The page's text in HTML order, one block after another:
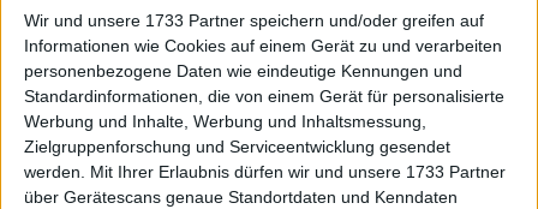
Wir und unsere 1733 Partner speichern und/oder greifen auf
Informationen wie Cookies auf einem Gerät zu und verarbeiten
personenbezogene Daten wie eindeutige Kennungen und
Standardinformationen, die von einem Gerät für personalisierte
Werbung und Inhalte, Werbung und Inhaltsmessung,
Zielgruppenforschung und Serviceentwicklung gesendet
werden.
Mit Ihrer Erlaubnis dürfen wir und unsere 1733 Partner
über Gerätescans genaue Standortdaten und Kenndaten
ATP Tour Flashback presented by Nitto
takes us back to that time Andre
Agassi & Roger Federer played a match
more than 200m above sea level 🚁
#FridayFlashback